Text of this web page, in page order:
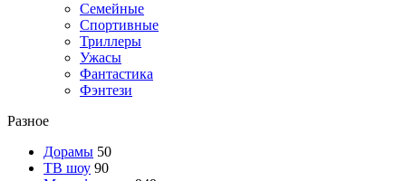
Семейные
Спортивные
Триллеры
Ужасы
Фантастика
Фэнтези
Разное
Дорамы 50
ТВ шоу 90